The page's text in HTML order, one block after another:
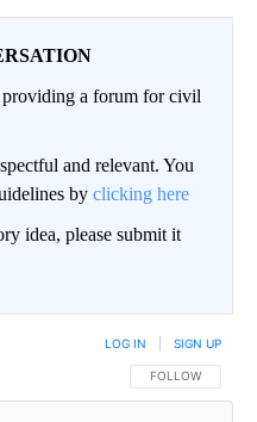
a forum for civil
and relevant. You
by clicking here
idea, please submit it
FOLLOW THIS
FOLLOW
LOG IN SIGN UP